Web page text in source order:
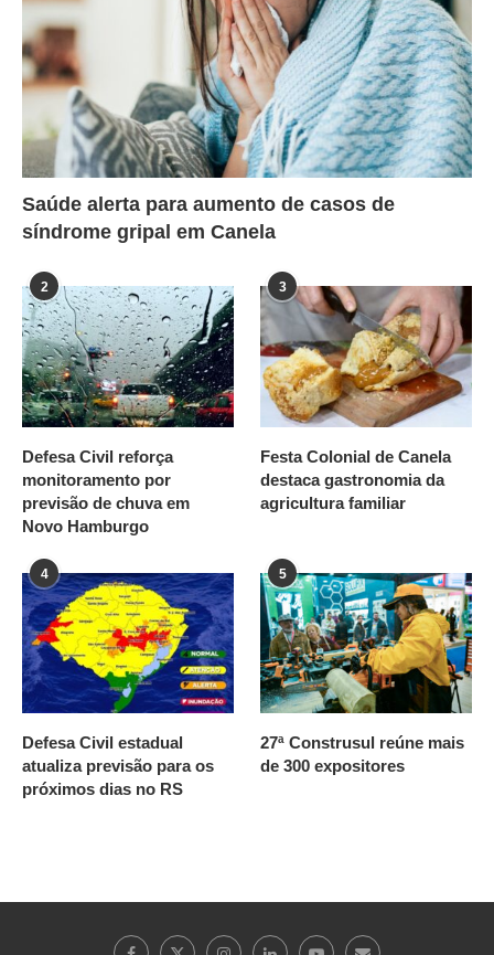
Saúde alerta para aumento de casos de
síndrome gripal em Canela
2
Defesa Civil reforça
monitoramento por
previsão de chuva em
Novo Hamburgo
3
Festa Colonial de Canela
destaca gastronomia da
agricultura familiar
4
Defesa Civil estadual
atualiza previsão para os
próximos dias no RS
5
27ª Construsul reúne mais
de 300 expositores